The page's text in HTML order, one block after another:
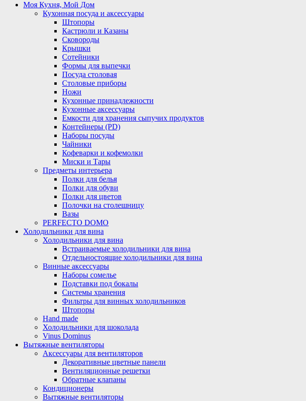
Моя Кухня, Мой Дом
Кухонная посуда и аксессуары
Штопоры
Кастрюли и Казаны
Сковороды
Крышки
Сотейники
Формы для выпечки
Посуда столовая
Столовые приборы
Ножи
Кухонные принадлежности
Кухонные аксессуары
Емкости для хранения сыпучих продуктов
Контейнеры (PD)
Наборы посуды
Чайники
Кофеварки и кофемолки
Миски и Тары
Предметы интерьера
Полки для белья
Полки для обуви
Полки для цветов
Полочки на столешницу
Вазы
PERFECTO DOMO
Холодильники для вина
Холодильники для вина
Встраиваемые холодильники для вина
Отдельностоящие холодильники для вина
Винные аксессуары
Наборы сомелье
Подставки под бокалы
Системы хранения
Фильтры для винных холодильников
Штопоры
Hand made
Холодильники для шоколада
Vinus Dominus
Вытяжные вентиляторы
Аксессуары для вентиляторов
Декоративные цветные панели
Вентиляционные решетки
Обратные клапаны
Кондиционеры
Вытяжные вентиляторы